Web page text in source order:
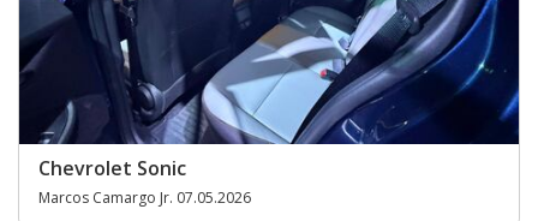
Chevrolet Sonic
Marcos Camargo Jr. 07.05.2026